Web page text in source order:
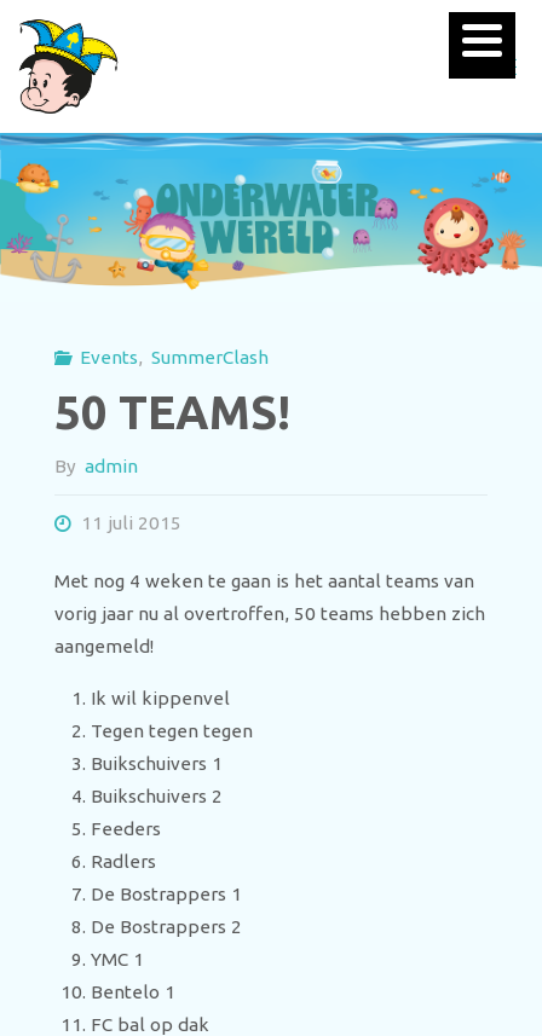
Events, SummerClash
50 TEAMS!
By admin
11 juli 2015
Met nog 4 weken te gaan is het aantal teams van
vorig jaar nu al overtroffen, 50 teams hebben zich
aangemeld!
Ik wil kippenvel
Tegen tegen tegen
Buikschuivers 1
Buikschuivers 2
Feeders
Radlers
De Bostrappers 1
De Bostrappers 2
YMC 1
Bentelo 1
FC bal op dak